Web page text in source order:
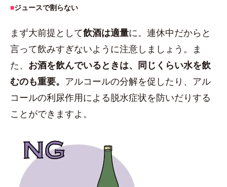
■ジュースで割らない
まず大前提として飲酒は適量に。連休中だからと
言って飲みすぎないように注意しましょう。ま
た、 お酒を飲んでいるときは、同じくらい水を飲
むのも重要。 アルコールの分解を促したり、アル
コールの利尿作用による脱水症状を防いだりする
ことができますよ。